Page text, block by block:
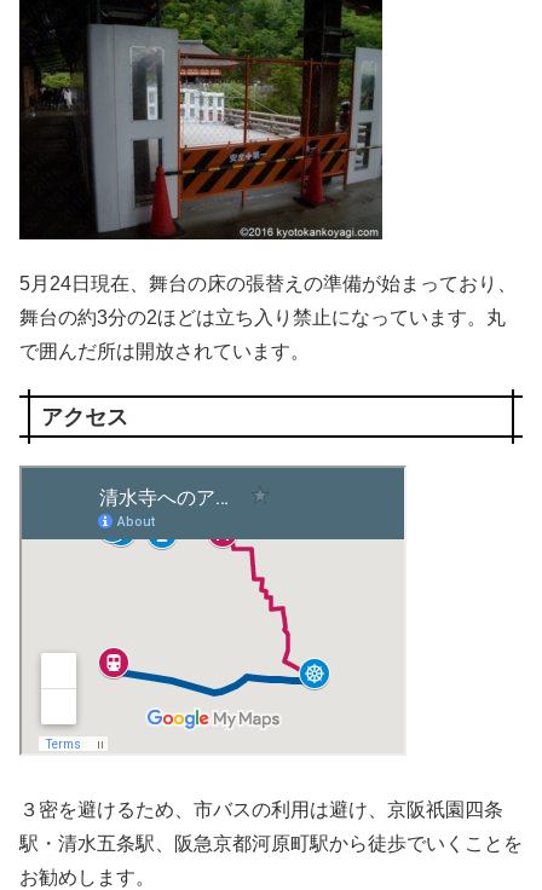
5月24日現在、舞台の床の張替えの準備が始まっており、
舞台の約3分の2ほどは立ち入り禁止になっています。丸
で囲んだ所は開放されています。
アクセス
３密を避けるため、市バスの利用は避け、京阪祇園四条
駅・清水五条駅、阪急京都河原町駅から徒歩でいくことを
お勧めします。